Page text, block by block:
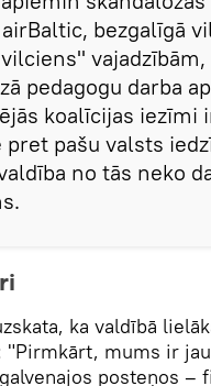
bezgalīgā
pedagogu darba
koalīcijas iezīmi
pašu valsts
no tās neko
ka valdībā
"Pirmkārt, mums ir
posteņos –